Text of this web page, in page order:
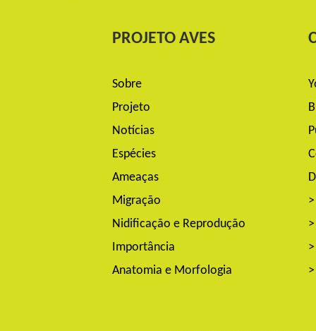
PROJETO AVES
Sobre
Projeto
Notícias
Espécies
Ameaças
Migração
Nidificação e Reprodução
Importância
Anatomia e Morfologia